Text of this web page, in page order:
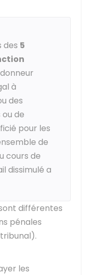
des 5
à
des
de
pour les
de
cours de
dissimulé a
différentes
pénales
les